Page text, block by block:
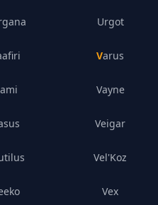
Urgot
Varus
Vayne
Veigar
Vel'Koz
Vex